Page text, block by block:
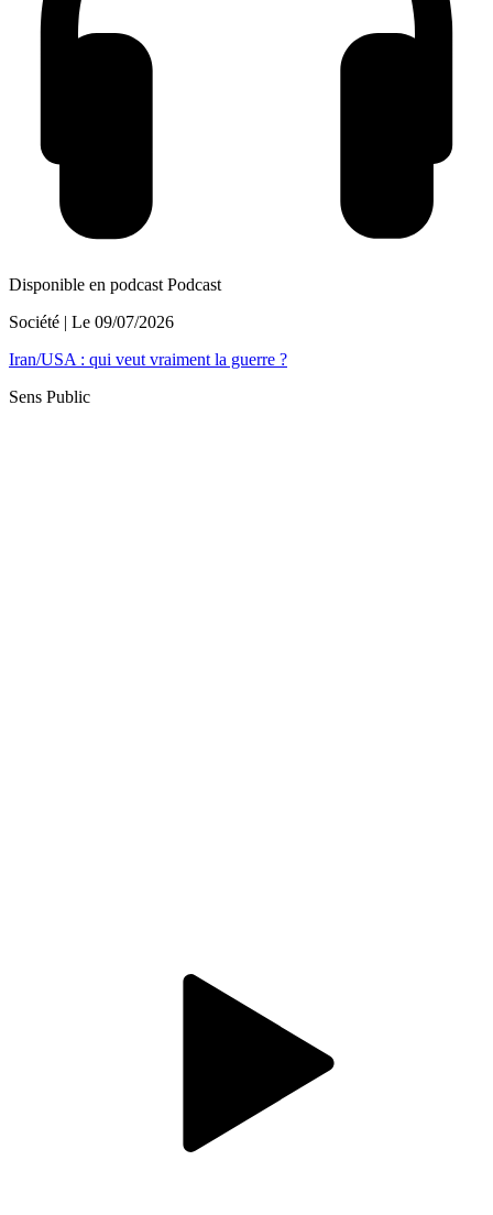
Disponible en podcast Podcast
Société | Le 09/07/2026
Iran/USA : qui veut vraiment la guerre ?
Sens Public